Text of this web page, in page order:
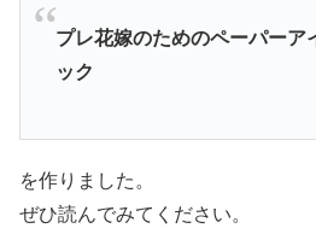
プレ花嫁のためのペーパーア
ック
を作りました。
ぜひ読んでみてください。